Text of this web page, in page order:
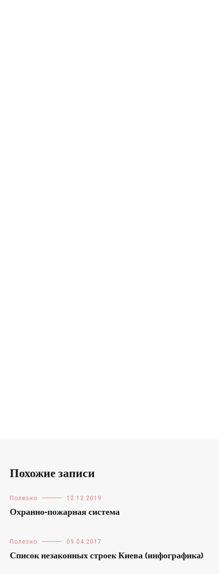
Похожие записи
Полезно 12.12.2019
Охранно-пожарная система
Полезно 09.04.2017
Список незаконных строек Киева (инфографика)